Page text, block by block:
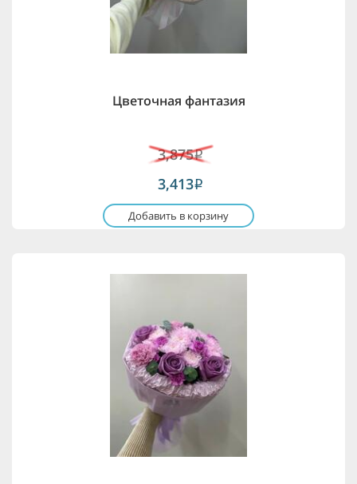
Цветочная фантазия
3,875i
3,413i
Добавить в корзину